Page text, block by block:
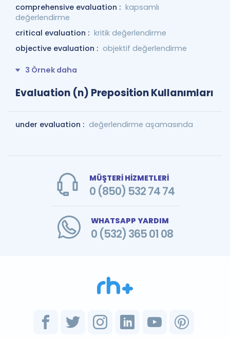
comprehensive evaluation : kapsamlı
değerlendirme
critical evaluation : kritik değerlendirme
objective evaluation : objektif değerlendirme
3 Örnek daha
Evaluation (n) Preposition Kullanımları
under evaluation : değerlendirme aşamasında
MÜŞTERİ HİZMETLERİ
0 (850) 532 74 74
WHATSAPP YARDIM
0 (532) 365 01 08